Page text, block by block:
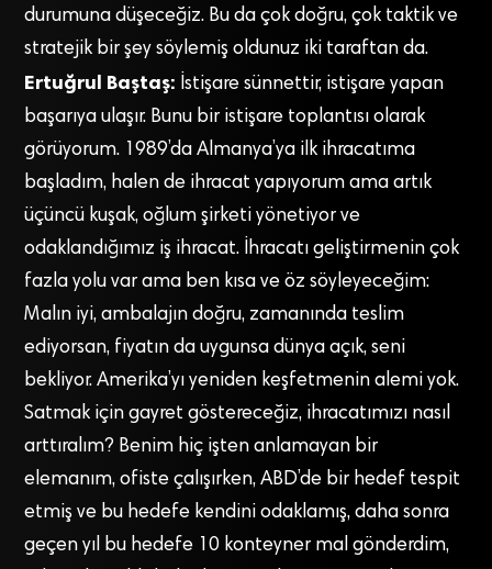
durumuna düşeceğiz. Bu da çok doğru, çok taktik ve
stratejik bir şey söylemiş oldunuz iki taraftan da.
Ertuğrul Baştaş: İstişare sünnettir, istişare yapan
başarıya ulaşır. Bunu bir istişare toplantısı olarak
görüyorum. 1989’da Almanya’ya ilk ihracatıma
başladım, halen de ihracat yapıyorum ama artık
üçüncü kuşak, oğlum şirketi yönetiyor ve
odaklandığımız iş ihracat. İhracatı geliştirmenin çok
fazla yolu var ama ben kısa ve öz söyleyeceğim:
Malın iyi, ambalajın doğru, zamanında teslim
ediyorsan, fiyatın da uygunsa dünya açık, seni
bekliyor. Amerika’yı yeniden keşfetmenin alemi yok.
Satmak için gayret göstereceğiz, ihracatımızı nasıl
arttıralım? Benim hiç işten anlamayan bir
elemanım, ofiste çalışırken, ABD’de bir hedef tespit
etmiş ve bu hedefe kendini odaklamış, daha sonra
geçen yıl bu hedefe 10 konteyner mal gönderdim,